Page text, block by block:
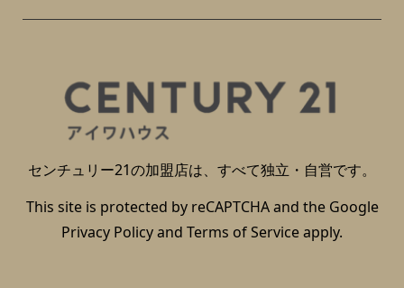
センチュリー21の加盟店は、すべて独立・自営です。
This site is protected by reCAPTCHA and the Google
Privacy Policyand Terms of Serviceapply.